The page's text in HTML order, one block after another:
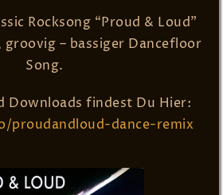
Rocksong “Proud & Loud”
– bassiger Dancefloor
Song.
Downloads findest Du Hier:
proudandloud-dance-remix